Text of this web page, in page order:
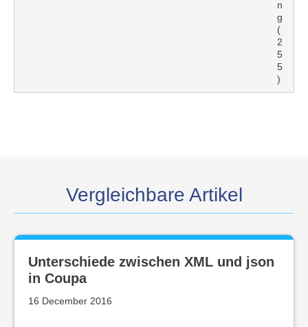
n
g
(
2
5
5
)
Vergleichbare Artikel
Unterschiede zwischen XML und json
in Coupa
16 December 2016